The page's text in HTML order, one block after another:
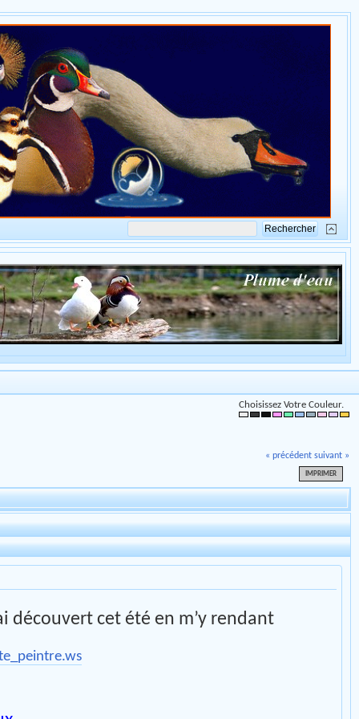
Choisissez Votre Couleur.
« précédent suivant »
IMPRIMER
découvert cet été en m’y rendant